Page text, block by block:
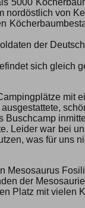
5000
nordöstlich von
der
sich gleich
mit
Buschcamp
Leider war bei
was für uns
Mesosaurus
der
Platz mit vielen